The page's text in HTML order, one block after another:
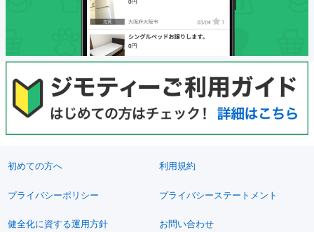
初めての方へ 利用規約
プライバシーポリシー プライバシーステートメント
健全化に資する運用方針 お問い合わせ